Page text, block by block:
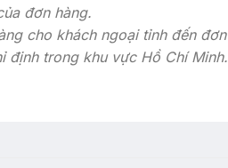
đơn hàng.
cho khách ngoại tỉnh đến đơn
định trong khu vực Hồ Chí Minh.